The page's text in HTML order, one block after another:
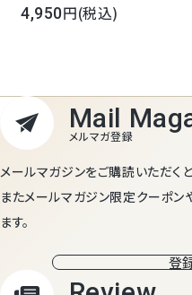
級 御祝 内祝 誕生日 御礼 お
4,950 (税込)
メールマガジンをご購読いただく
またメールマガジン限定クーポ
ます。
登